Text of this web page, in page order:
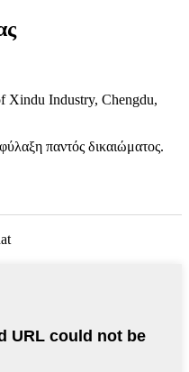
Xindu Industry, Chengdu,
παντός δικαιώματος.